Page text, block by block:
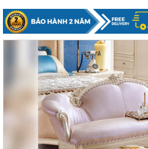
thất
thông
minh
Nội
Thất
tầng,